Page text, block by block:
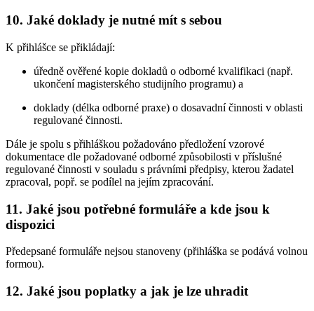
10. Jaké doklady je nutné mít s sebou
K přihlášce se přikládají:
úředně ověřené kopie dokladů o odborné kvalifikaci (např.
ukončení magisterského studijního programu) a
doklady (délka odborné praxe) o dosavadní činnosti v oblasti
regulované činnosti.
Dále je spolu s přihláškou požadováno předložení vzorové
dokumentace dle požadované odborné způsobilosti v příslušné
regulované činnosti v souladu s právními předpisy, kterou žadatel
zpracoval, popř. se podílel na jejím zpracování.
11. Jaké jsou potřebné formuláře a kde jsou k
dispozici
Předepsané formuláře nejsou stanoveny (přihláška se podává volnou
formou).
12. Jaké jsou poplatky a jak je lze uhradit